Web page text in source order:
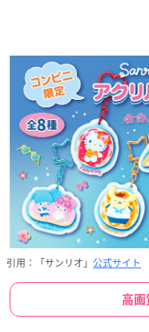
引用：「サンリオ」 公式サイト
高画